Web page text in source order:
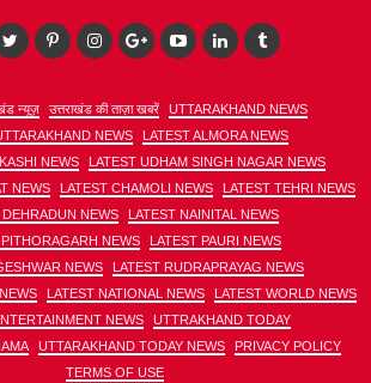
न्यूज़ उत्तराखंड की ताज़ा खबरें
UTTARAKHAND NEWS
NEWS
LATEST ALMORA NEWS
NEWS
LATEST UDHAM SINGH NAGAR NEWS
NEWS
LATEST CHAMOLI NEWS
LATEST TEHRI NEWS
DEHRADUN NEWS
LATEST NAINITAL NEWS
PITHORAGARH NEWS
LATEST PAURI NEWS
NEWS
LATEST RUDRAPRAYAG NEWS
LATEST NATIONAL NEWS
LATEST WORLD NEWS
NEWS
UTTRAKHAND TODAY
UTTARAKHAND TODAY NEWS
PRIVACY POLICY
TERMS OF USE